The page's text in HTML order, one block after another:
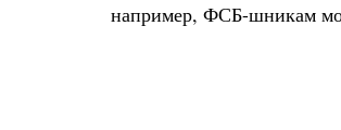
например, ФСБ-шникам